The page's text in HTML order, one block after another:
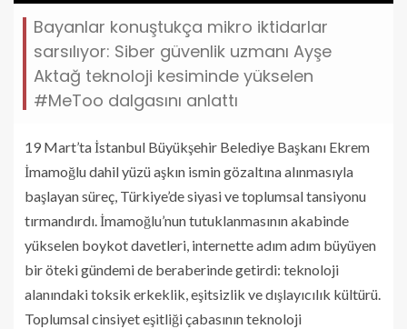
Bayanlar konuştukça mikro iktidarlar
sarsılıyor: Siber güvenlik uzmanı Ayşe
Aktağ teknoloji kesiminde yükselen
#MeToo dalgasını anlattı
19 Mart’ta İstanbul Büyükşehir Belediye Başkanı Ekrem
İmamoğlu dahil yüzü aşkın ismin gözaltına alınmasıyla
başlayan süreç, Türkiye’de siyasi ve toplumsal tansiyonu
tırmandırdı. İmamoğlu’nun tutuklanmasının akabinde
yükselen boykot davetleri, internette adım adım büyüyen
bir öteki gündemi de beraberinde getirdi: teknoloji
alanındaki toksik erkeklik, eşitsizlik ve dışlayıcılık kültürü.
Toplumsal cinsiyet eşitliği çabasının teknoloji